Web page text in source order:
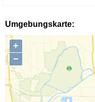
Umgebungskarte:
+
−